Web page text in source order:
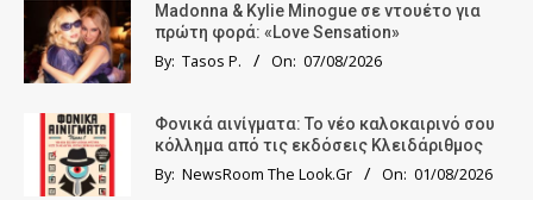
Madonna & Kylie Minogue σε ντουέτο για
πρώτη φορά: «Love Sensation»
By: Tasos P. On: 07/08/2026
Φονικά αινίγματα: Το νέο καλοκαιρινό σου
κόλλημα από τις εκδόσεις Κλειδάριθμος
By: NewsRoom The Look.Gr On: 01/08/2026